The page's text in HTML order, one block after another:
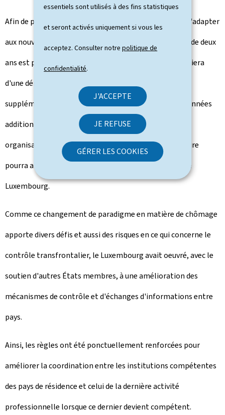
essentiels sont utilisés à des fins statistiques
et seront activés uniquement si vous les
acceptez. Consulter notrepolitique de
confidentialité.
J'ACCEPTE
JE REFUSE
GÉRER LES COOKIES
Afin de permettre aux administrations nationales de s'adapter
aux nouvelles règles, une période transitoire générale de deux
ans est prévue dans la révision. Le Luxembourg bénéficiera
d'une dérogation spécifique lui accordant trois années
supplémentaires, auxquelles pourront s'ajouter deux années
additionnelles si les adaptations techniques et
organisationnelles le nécessitent. La période transitoire
pourra ainsi atteindre un maximum de sept ans pour le
Luxembourg.
Comme ce changement de paradigme en matière de chômage
apporte divers défis et aussi des risques en ce qui concerne le
contrôle transfrontalier, le Luxembourg avait oeuvré, avec le
soutien d'autres États membres, à une amélioration des
mécanismes de contrôle et d'échanges d'informations entre
pays.
Ainsi, les règles ont été ponctuellement renforcées pour
améliorer la coordination entre les institutions compétentes
des pays de résidence et celui de la dernière activité
professionnelle lorsque ce dernier devient compétent.